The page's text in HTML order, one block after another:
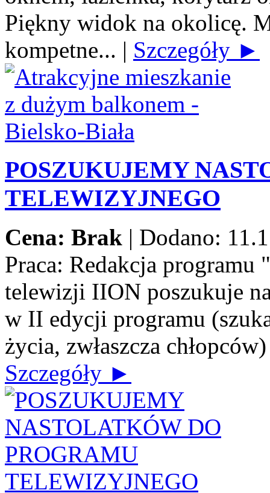
Piękny widok na okolicę.
kompetne... | Szczegóły ►
POSZUKUJEMY
TELEWIZYJNEGO
Cena: Brak | Dodano:
Praca: Redakcja programu
telewizji IION poszukuje
w II edycji programu
życia, zwłaszcza
Szczegóły ►